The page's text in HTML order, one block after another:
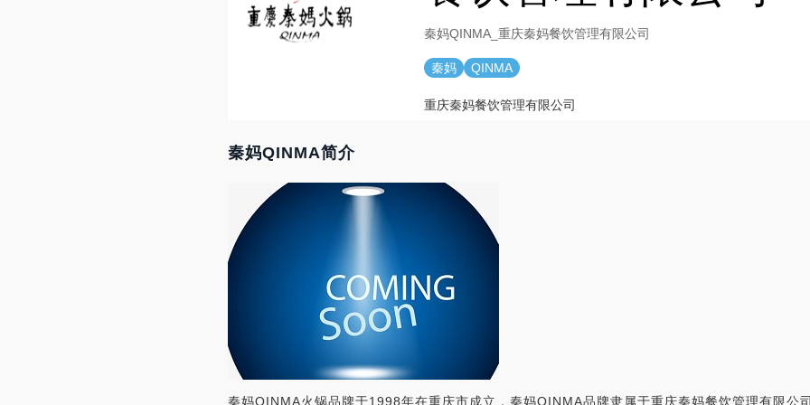
秦妈QINMA_重庆秦妈餐饮管理有限公司
秦妈 QINMA
重庆秦妈餐饮管理有限公司
秦妈QINMA简介
秦妈QINMA火锅品牌于1998年在重庆市成立，秦妈QINMA品牌隶属于重庆秦妈餐饮管理有限公